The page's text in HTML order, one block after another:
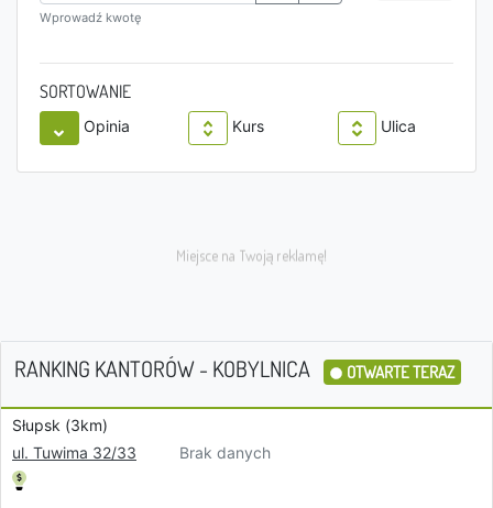
Wprowadź kwotę
SORTOWANIE
Opinia Kurs Ulica
RANKING KANTORÓW - KOBYLNICA OTWARTE TERAZ
Słupsk (3km)
ul. Tuwima 32/33
Brak danych